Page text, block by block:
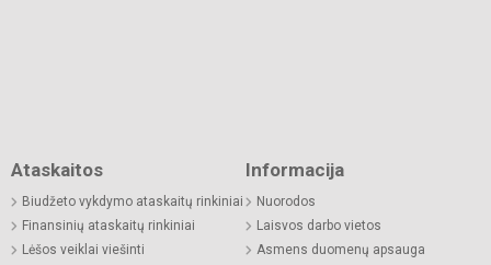
Ataskaitos
Biudžeto vykdymo ataskaitų rinkiniai
Finansinių ataskaitų rinkiniai
Lėšos veiklai viešinti
Informacija
Nuorodos
Laisvos darbo vietos
Asmens duomenų apsauga